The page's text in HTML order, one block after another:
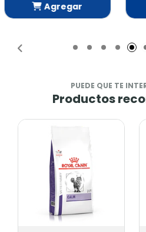
Agregar
PUEDE QUE TE
Productos